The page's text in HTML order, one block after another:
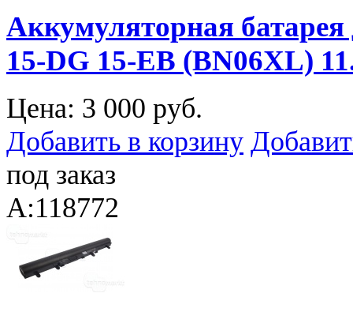
Аккумуляторная батарея
15-DG 15-EB (BN06XL)
Цена: 3 000 руб.
Добавить в корзину
под заказ
A:118772